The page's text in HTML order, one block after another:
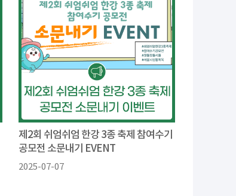
제2회 쉬엄쉬엄 한강 3종 축제 참여수기
공모전 소문내기 EVENT
2025-07-07